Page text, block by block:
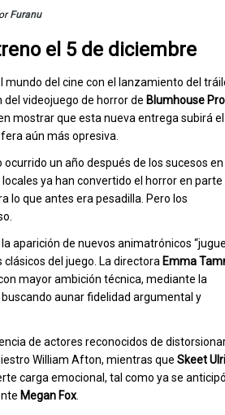
Furanu
el 5 de diciembre
del cine con el lanzamiento del
videojuego de horror de Blumhouse
mostrar que esta nueva entrega subirá
aún más opresiva.
un año después de los sucesos en
ya han convertido el horror en parte
lo que antes era pesadilla. Pero los
aparición de nuevos animatrónicos
del juego. La directora Emma
mayor ambición técnica, mediante la
buscando aunar fidelidad argumental y
de actores reconocidos de
William Afton, mientras que Skeet
carga emocional, tal como ya se anticipó
Megan Fox.